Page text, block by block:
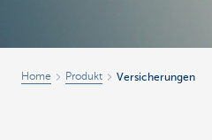
Home Produkt Versicherungen